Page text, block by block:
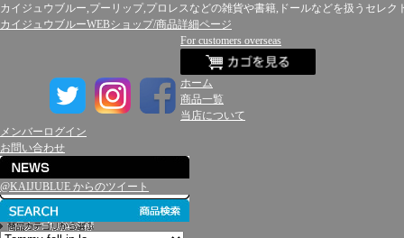
カイジュウブルー,プーリップ,プロレスなどの雑貨や書籍,ドールなどを扱うセレク
カイジュウブルーWEBショップ/商品詳細ページ
For customers overseas
ホーム
商品一覧
当店について
メンバーログイン
お問い合わせ
@KAIJUBLUE からのツイート